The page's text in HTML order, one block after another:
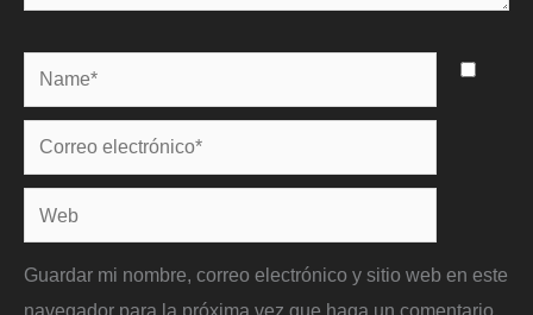
Name*
Correo
electrónico*
Web
Guardar mi nombre, correo electrónico y sitio web en este
navegador para la próxima vez que haga un comentario.